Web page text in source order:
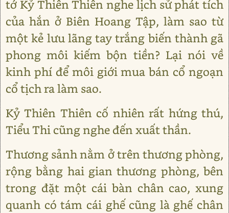
tớ Kỷ Thiên Thiên nghe lịch sử phát tích
của hắn ở Biên Hoang Tập, làm sao từ
một kẻ lưu lãng tay trắng biến thành gã
phong môi kiếm bộn tiền? Lại nói về
kinh phí để môi giới mua bán cổ ngoạn
cổ tịch ra làm sao.
Kỷ Thiên Thiên cố nhiên rất hứng thú,
Tiểu Thi cũng nghe đến xuất thần.
Thương sảnh nằm ở trên thương phòng,
rộng bằng hai gian thương phòng, bên
trong đặt một cái bàn chân cao, xung
quanh có tám cái ghế cũng là ghế chân